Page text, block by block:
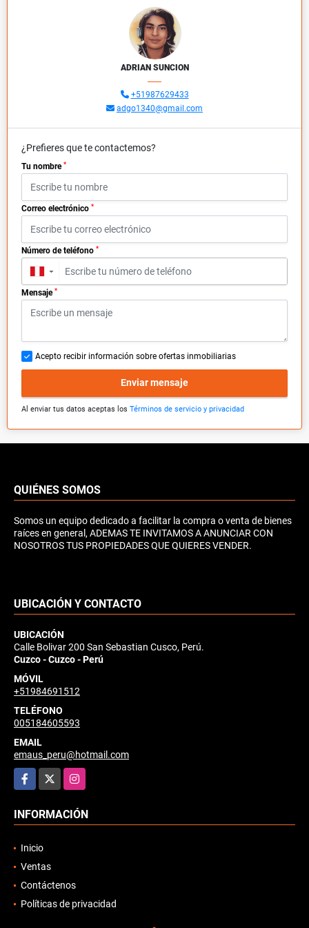
ADRIAN SUNCION
+51987629433
adgo1340@gmail.com
¿Prefieres que te contactemos?
Tu nombre *
Correo electrónico *
Número de teléfono *
▼
Mensaje *
Acepto recibir información sobre ofertas inmobiliarias
Enviar mensaje
Al enviar tus datos aceptas los Términos de servicio y privacidad
QUIÉNES SOMOS
Somos un equipo dedicado a facilitar la compra o venta de bienes
raíces en general, ADEMAS TE INVITAMOS A ANUNCIAR CON
NOSOTROS TUS PROPIEDADES QUE QUIERES VENDER.
UBICACIÓN Y CONTACTO
UBICACIÓN
Calle Bolivar 200 San Sebastian Cusco, Perú.
Cuzco - Cuzco - Perú
MÓVIL
+51984691512
TELÉFONO
005184605593
EMAIL
emaus_peru@hotmail.com
Facebook
Instagram
INFORMACIÓN
Inicio
Ventas
Contáctenos
Políticas de privacidad